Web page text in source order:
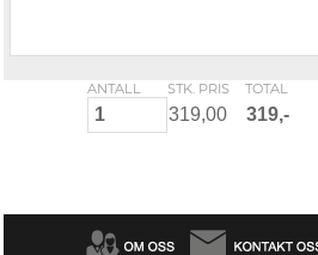
ANTALL STK. PRIS TOTAL